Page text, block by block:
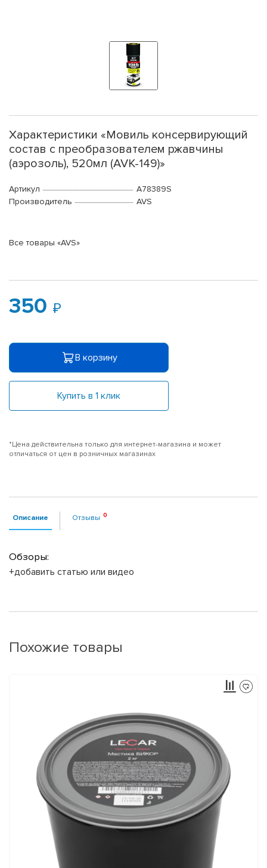
Характеристики «Мовиль консервирующий
состав с преобразователем ржавчины
(аэрозоль), 520мл (AVK-149)»
Артикул
A78389S
Производитель
AVS
Все товары «AVS»
350
В корзину
Купить в 1 клик
*Цена действительна только для интернет-магазина и может
отличаться от цен в розничных магазинах
Описание Отзывы
Обзоры:
+добавить статью или видео
Похожие товары